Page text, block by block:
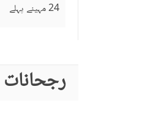
24 مہینے پہلے